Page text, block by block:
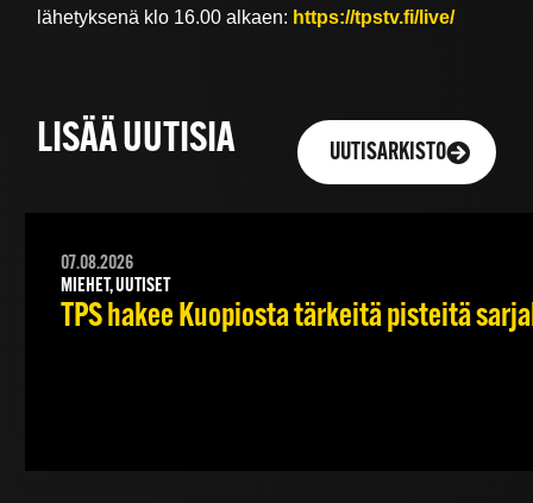
lähetyksenä klo 16.00 alkaen: https://tpstv.fi/live/
LISÄÄ UUTISIA UUTISARKISTO
07.08.2026
MIEHET, UUTISET
TPS hakee Kuopiosta tärkeitä pisteitä